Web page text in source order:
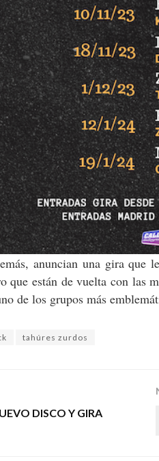
anuncian una gira que
que están de vuelta con las
de los grupos más
tahúres zurdos
DISCO Y GIRA